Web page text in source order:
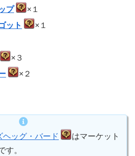
プ
×１
ット
×１
×３
×２
ヘッグ・バード
はマーケット
す。